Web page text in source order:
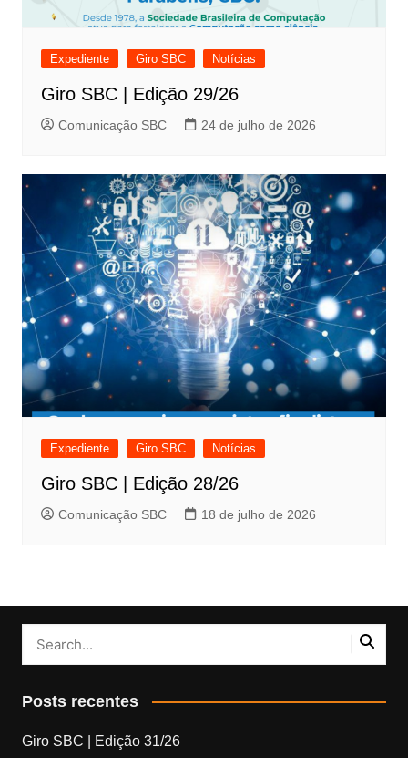
Expediente Giro SBC Notícias
Giro SBC | Edição 29/26
Comunicação SBC 24 de julho de 2026
Expediente Giro SBC Notícias
Giro SBC | Edição 28/26
Comunicação SBC 18 de julho de 2026
Posts recentes
Giro SBC | Edição 31/26